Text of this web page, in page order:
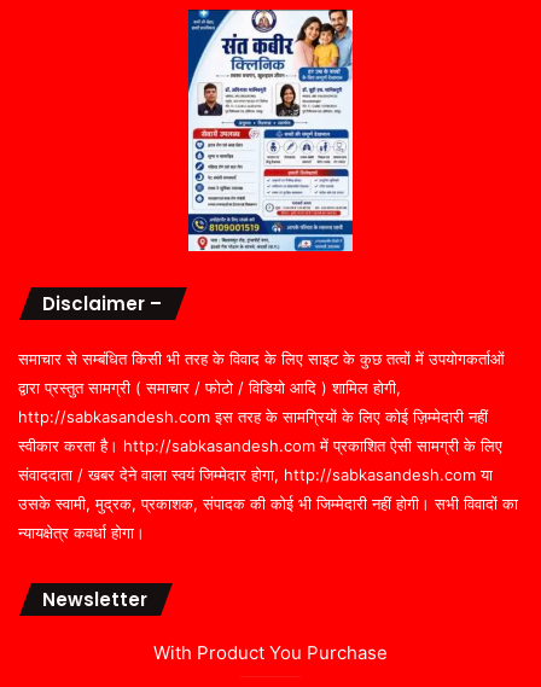
Disclaimer –
समाचार से सम्बंधित किसी भी तरह के विवाद के लिए साइट के कुछ तत्वों में उपयोगकर्ताओं
द्वारा प्रस्तुत सामग्री ( समाचार / फोटो / विडियो आदि ) शामिल होगी,
http://sabkasandesh.com इस तरह के सामग्रियों के लिए कोई ज़िम्मेदारी नहीं
स्वीकार करता है। http://sabkasandesh.com में प्रकाशित ऐसी सामग्री के लिए
संवाददाता / खबर देने वाला स्वयं जिम्मेदार होगा, http://sabkasandesh.com या
उसके स्वामी, मुद्रक, प्रकाशक, संपादक की कोई भी जिम्मेदारी नहीं होगी। सभी विवादों का
न्यायक्षेत्र कवर्धा होगा।
Newsletter
With Product You Purchase